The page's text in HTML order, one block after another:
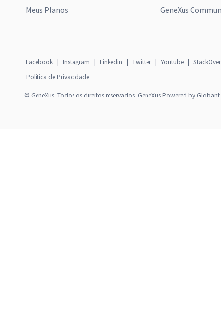
Meus Planos
GeneXus
Facebook | Instagram | Linkedin | Twitter | Youtube |
Politica de Privacidade
© GeneXus. Todos os direitos reservados. GeneXus Powered by Globant